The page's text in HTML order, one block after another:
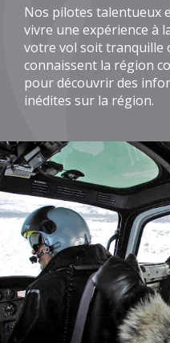
Nos pilotes talentueux
vivre une expérience à
votre vol soit tranquille
connaissent la région
pour découvrir des
inédites sur la région.